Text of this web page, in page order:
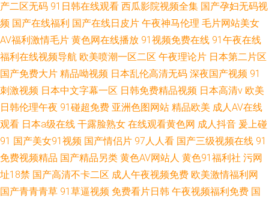
产二区无码 91日韩在线观看 西瓜影院视频全集 国产孕妇无码视
频 国产在线福利 国产在线日皮片 午夜神马伦理 毛片网站美女
AV福利激情毛片 黄色网在线播放 91视频免费在线 91午夜在线
福利在线视频导航 欧美喷潮一区二区 午夜理论片 日本第二片区
国产免费大片 精品呦视频 日本乱伦高清无码 深夜国产视频 91
刺激视频 日本中文字幕一区 日韩免费精品视频 日本高清v 欧美
日韩伦理午夜 91碰超免费 亚洲色图网站 精品欧美 成人AV在线
观看 日本a级在线 干露脸熟女 在线观看黄色网 成人抖音 爰上碰
91 国产美女91视频 国产情侣片 97人人看 国产三级视频在线 91
免费视频精品 国产精品另类 黄色AV网站人 黄色91福利社 污网
址18禁 国产高清不卡二区 成人午夜视频免费 欧美激情福利网
国产青青青草 91草逼视频 免费看片日韩 午夜视频福利免费 国